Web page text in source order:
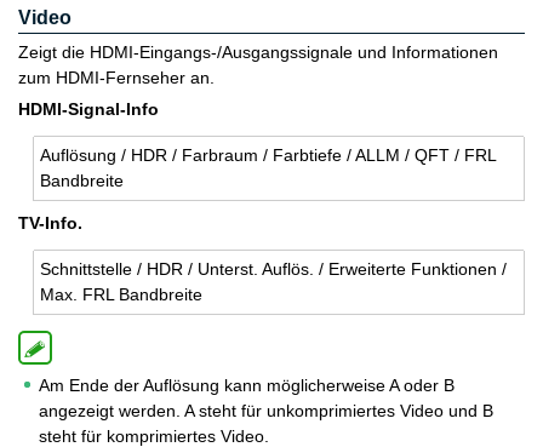
Video
Zeigt die HDMI-Eingangs-/Ausgangssignale und Informationen
zum HDMI-Fernseher an.
HDMI-Signal-Info
Auf­lö­sung / HDR / Farb­raum / Farb­tie­fe / ALLM / QFT / FRL
Band­brei­te
TV-Info.
Schnitt­stel­le / HDR / Un­terst. Auf­lös. / Er­wei­ter­te Funk­tio­nen /
Max. FRL Band­brei­te
Am Ende der Auflösung kann möglicherweise A oder B
angezeigt werden. A steht für unkomprimiertes Video und B
steht für komprimiertes Video.